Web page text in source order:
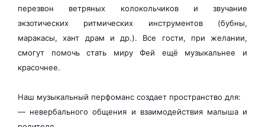
перезвон ветряных колокольчиков и звучание
экзотических ритмических инструментов (бубны,
маракасы, хант драм и др.). Все гости, при желании,
смогут помочь стать миру Фей ещё музыкальнее и
красочнее.
Наш музыкальный перфоманс создает пространство для:
— невербального общения и взаимодействия малыша и